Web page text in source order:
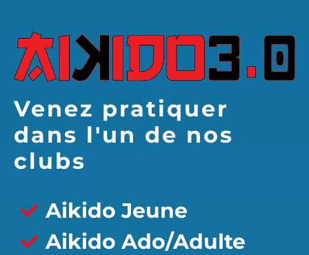
Venez pratiquer
dans l'un de nos
clubs
Aikido Jeune
Aikido Ado/Adulte